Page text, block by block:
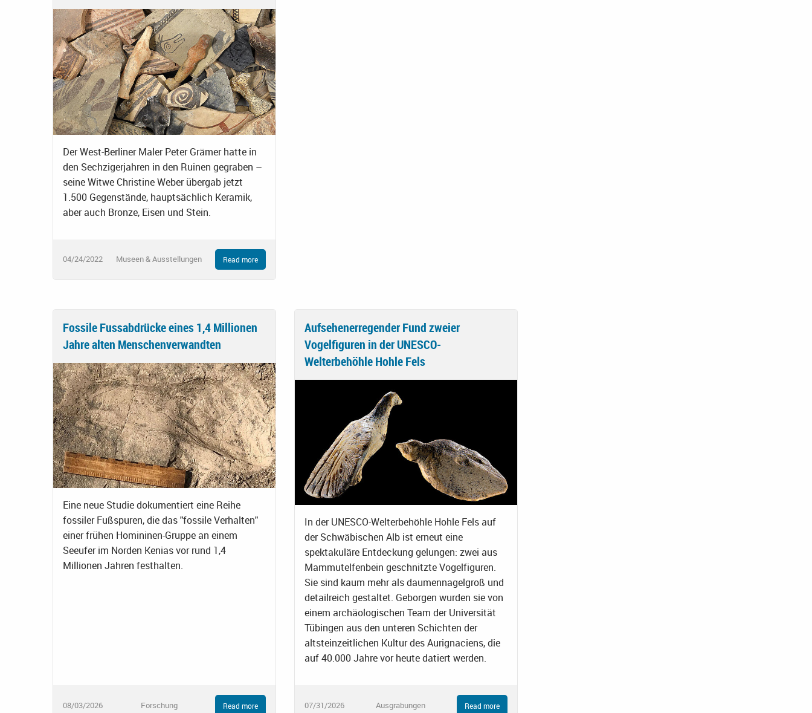
Der West-Berliner Maler Peter Grämer hatte in
den Sechzigerjahren in den Ruinen gegraben –
seine Witwe Christine Weber übergab jetzt
1.500 Gegenstände, hauptsächlich Keramik,
aber auch Bronze, Eisen und Stein.
04/24/2022 Museen & Ausstellungen Read more
Fossile Fussabdrücke eines 1,4 Millionen
Jahre alten Menschenverwandten
Eine neue Studie dokumentiert eine Reihe
fossiler Fußspuren, die das "fossile Verhalten"
einer frühen Homininen-Gruppe an einem
Seeufer im Norden Kenias vor rund 1,4
Millionen Jahren festhalten.
08/03/2026 Forschung Read more
Aufsehenerregender Fund zweier
Vogelfiguren in der UNESCO-
Welterbehöhle Hohle Fels
In der UNESCO-Welterbehöhle Hohle Fels auf
der Schwäbischen Alb ist erneut eine
spektakuläre Entdeckung gelungen: zwei aus
Mammutelfenbein geschnitzte Vogelfiguren.
Sie sind kaum mehr als daumennagelgroß und
detailreich gestaltet. Geborgen wurden sie von
einem archäologischen Team der Universität
Tübingen aus den unteren Schichten der
altsteinzeitlichen Kultur des Aurignaciens, die
auf 40.000 Jahre vor heute datiert werden.
07/31/2026 Ausgrabungen Read more